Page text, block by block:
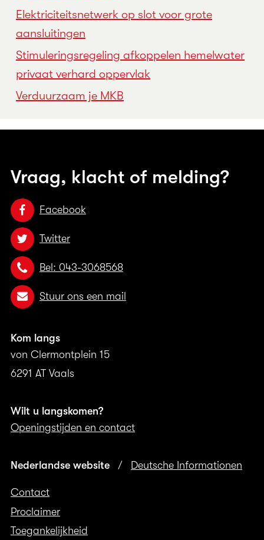
Elektriciteitsnetwerk op slot voor grote
aansluitingen
Stimuleringsregeling afkoppelen hemelwater
privaat verhard oppervlak
Verduurzaam je MKB
Vraag, klacht of melding?
Facebook
Twitter
Bel: 043-3068568
Stuur ons een mail
Kom langs
von Clermontplein 15
6291 AT Vaals
Wilt u langskomen?
Openingstijden en contact
Nederlandse website / Deutsche Informationen
Contact
Proclaimer
Toegankelijkheid